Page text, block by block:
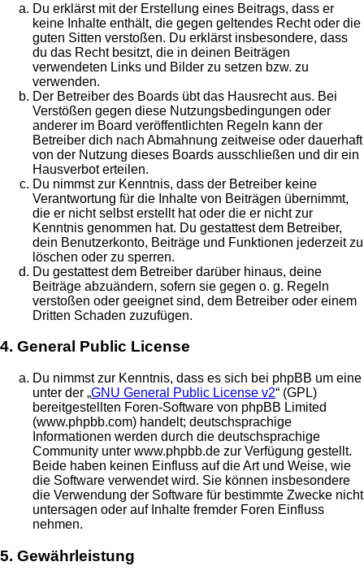
Du erklärst mit der Erstellung eines Beitrags, dass er
keine Inhalte enthält, die gegen geltendes Recht oder die
guten Sitten verstoßen. Du erklärst insbesondere, dass
du das Recht besitzt, die in deinen Beiträgen
verwendeten Links und Bilder zu setzen bzw. zu
verwenden.
Der Betreiber des Boards übt das Hausrecht aus. Bei
Verstößen gegen diese Nutzungsbedingungen oder
anderer im Board veröffentlichten Regeln kann der
Betreiber dich nach Abmahnung zeitweise oder dauerhaft
von der Nutzung dieses Boards ausschließen und dir ein
Hausverbot erteilen.
Du nimmst zur Kenntnis, dass der Betreiber keine
Verantwortung für die Inhalte von Beiträgen übernimmt,
die er nicht selbst erstellt hat oder die er nicht zur
Kenntnis genommen hat. Du gestattest dem Betreiber,
dein Benutzerkonto, Beiträge und Funktionen jederzeit zu
löschen oder zu sperren.
Du gestattest dem Betreiber darüber hinaus, deine
Beiträge abzuändern, sofern sie gegen o. g. Regeln
verstoßen oder geeignet sind, dem Betreiber oder einem
Dritten Schaden zuzufügen.
4. General Public License
Du nimmst zur Kenntnis, dass es sich bei phpBB um eine
unter der „GNU General Public License v2“ (GPL)
bereitgestellten Foren-Software von phpBB Limited
(www.phpbb.com) handelt; deutschsprachige
Informationen werden durch die deutschsprachige
Community unter www.phpbb.de zur Verfügung gestellt.
Beide haben keinen Einfluss auf die Art und Weise, wie
die Software verwendet wird. Sie können insbesondere
die Verwendung der Software für bestimmte Zwecke nicht
untersagen oder auf Inhalte fremder Foren Einfluss
nehmen.
5. Gewährleistung